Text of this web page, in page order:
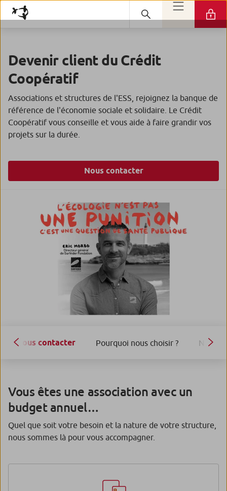
Devenir client du Crédit
Coopératif
Associations et structures de l'ESS, rejoignez la banque de
référence de l'économie sociale et solidaire. Le Crédit
Coopératif vous conseille et vous aide à faire grandir vos
projets sur la durée.
Nous contacter
Nous contacter Pourquoi nous choisir ? Nos
Vous êtes une association avec un
budget annuel…
Quel que soit votre besoin et la nature de votre structure,
nous sommes là pour vous accompagner.